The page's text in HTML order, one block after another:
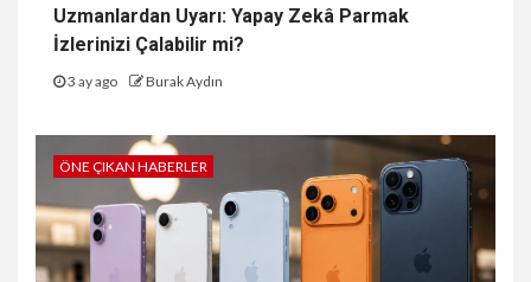
Uzmanlardan Uyarı: Yapay Zekâ Parmak
İzlerinizi Çalabilir mi?
3 ay ago Burak Aydın
ÖNE ÇIKAN HABERLER